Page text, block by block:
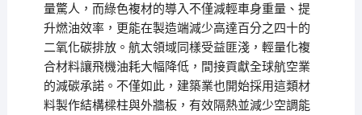
量驚人，而綠色複材的導入不僅減輕車身重量、提
升燃油效率，更能在製造端減少高達百分之四十的
二氧化碳排放。航太領域同樣受益匪淺，輕量化複
合材料讓飛機油耗大幅降低，間接貢獻全球航空業
的減碳承諾。不僅如此，建築業也開始採用這類材
料製作結構樑柱與外牆板，有效隔熱並減少空調能